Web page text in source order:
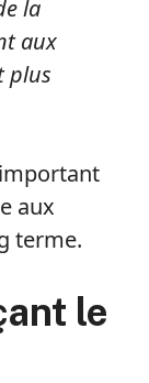
la
aux
plus
aux
terme.
le